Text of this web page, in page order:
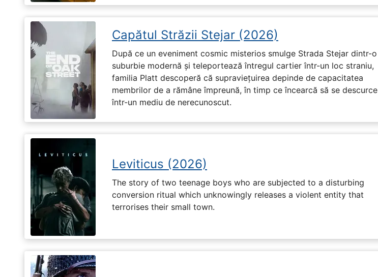
Capătul Străzii Stejar (2026)
După ce un eveniment cosmic misterios smulge Strada Stejar dintr-o
suburbie modernă și teleportează întregul cartier într-un loc straniu,
familia Platt descoperă că supraviețuirea depinde de capacitatea
membrilor de a rămâne împreună, în timp ce încearcă să se descurce
într-un mediu de nerecunoscut.
Leviticus (2026)
The story of two teenage boys who are subjected to a disturbing
conversion ritual which unknowingly releases a violent entity that
terrorises their small town.